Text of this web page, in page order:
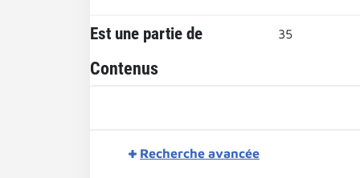
Est une partie de 35
Contenus
Recherche avancée